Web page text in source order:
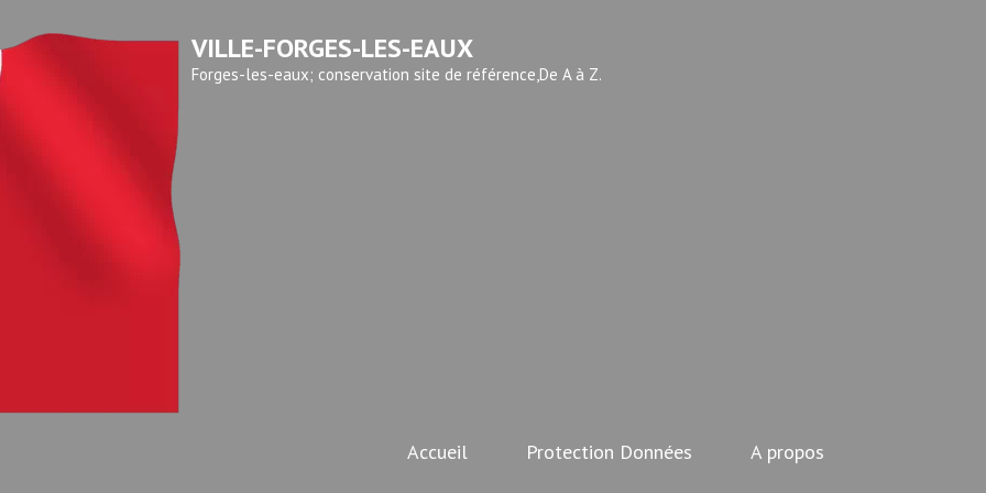
VILLE-FORGES-LES-EAUX
Forges-les-eaux; conservation site de référence,De A à Z.
Accueil Protection Données A propos